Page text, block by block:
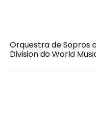
Orquestra de Sopros
Division do World